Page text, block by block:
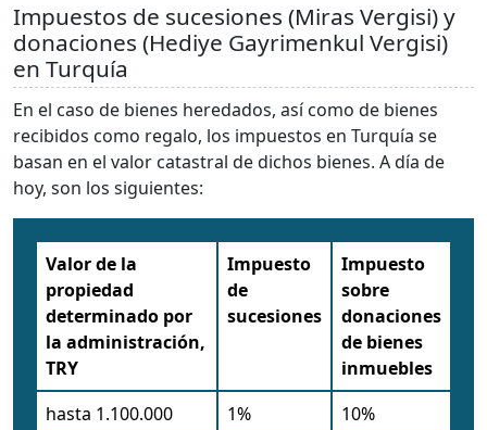
Impuestos de sucesiones (Miras Vergisi) y
donaciones (Hediye Gayrimenkul Vergisi)
en Turquía
En el caso de bienes heredados, así como de bienes
recibidos como regalo, los impuestos en Turquía se
basan en el valor catastral de dichos bienes. A día de
hoy, son los siguientes:
Valor de la
propiedad
determinado por
la administración,
TRY
Impuesto
de
sucesiones
Impuesto
sobre
donaciones
de bienes
inmuebles
hasta 1.100.000
1%
10%